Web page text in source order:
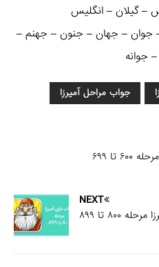
– گیلان – انگلیس
– جوان – جهان – جنون – جهنم –
جوانه
جواب مراحل آمیرزا
تا ۶۹۹
NEXT
۸۰۰ تا ۸۹۹